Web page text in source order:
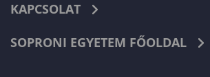
KAPCSOLAT
SOPRONI EGYETEM FŐOLDAL